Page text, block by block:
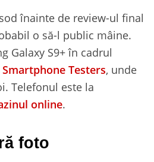
înainte de review-ul final
o să-l public mâine.
Galaxy S9+ în cadrul
Testers, unde
Telefonul este la
online.
foto